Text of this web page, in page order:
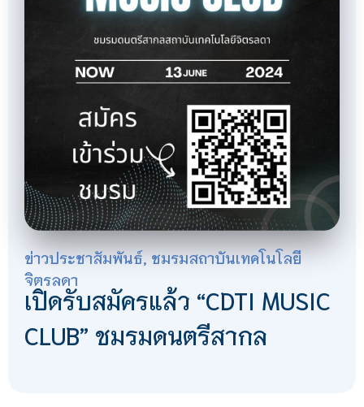
ข่าวประชาสัมพันธ์,ชมรมสถาบันเทคโนโลยี
จิตรลดา
เปิดรับสมัครแล้ว “CDTI MUSIC
CLUB” ชมรมดนตรีสากล